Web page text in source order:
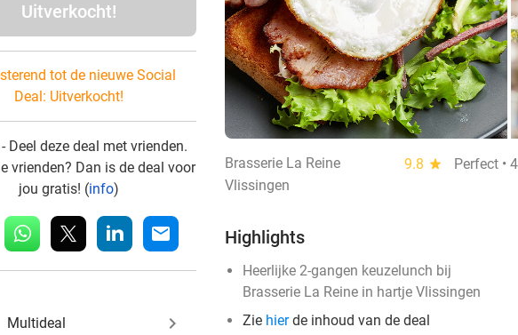
Uitverkocht!
tot de nieuwe Social
Deal: Uitverkocht!
- Deel deze deal met vrienden.
vrienden? Dan is de deal voor
jou gratis! (info)
whatsapp linkedin mail
Multideal keyboard_arrow_right
Brasserie La Reine 9.8 star
Perfect •
Vlissingen
Highlights
Heerlijke 2-gangen keuzelunch bij
Brasserie La Reine in hartje Vlissingen
Zie hierde inhoud van de deal